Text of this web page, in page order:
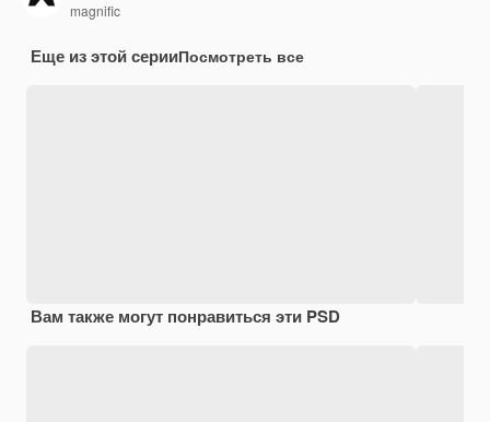
magnific
Еще из этой серииПосмотреть все
Вам также могут понравиться эти PSD